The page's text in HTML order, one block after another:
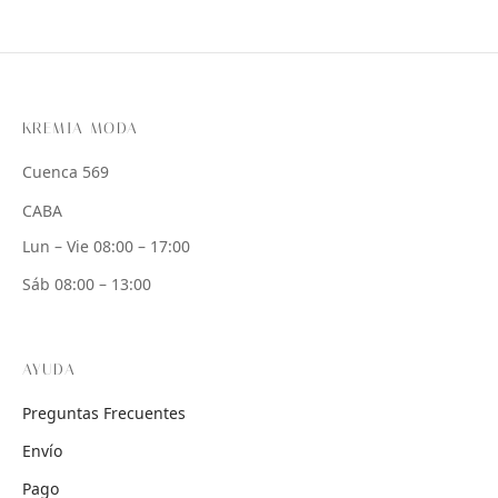
KREMIA MODA
Cuenca 569
CABA
Lun – Vie 08:00 – 17:00
Sáb 08:00 – 13:00
AYUDA
Preguntas Frecuentes
Envío
Pago